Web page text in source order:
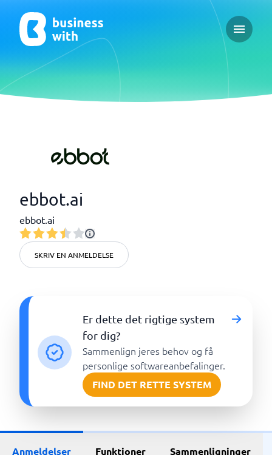
Open
ebbot.ai
ebbot.ai
SKRIV EN ANMELDELSE
Er dette det rigtige system
for dig?
Sammenlign jeres behov og få
personlige softwareanbefalinger.
FIND DET RETTE SYSTEM
Anmeldelser Funktioner Sammenligninger